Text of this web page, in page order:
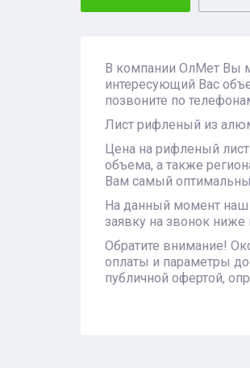
В компании ОлМет Вы
интересующий Вас
позвоните по
Лист рифленый из
Цена на рифленый
объема, а также
Вам самый
На данный момент наш
заявку на звонок
Обратите внимание!
оплаты и параметры
публичной офертой,